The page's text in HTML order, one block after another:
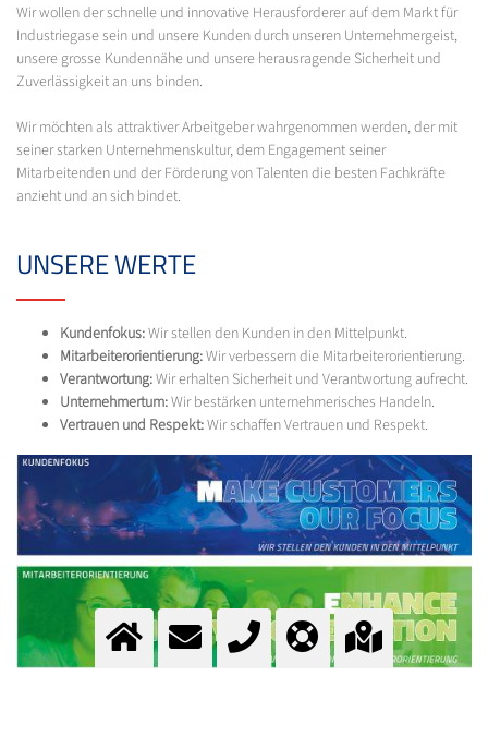
Wir wollen der schnelle und innovative Herausforderer auf dem Markt für
Industriegase sein und unsere Kunden durch unseren Unternehmergeist,
unsere grosse Kundennähe und unsere herausragende Sicherheit und
Zuverlässigkeit an uns binden.
Wir möchten als attraktiver Arbeitgeber wahrgenommen werden, der mit
seiner starken Unternehmenskultur, dem Engagement seiner
Mitarbeitenden und der Förderung von Talenten die besten Fachkräfte
anzieht und an sich bindet.
UNSERE WERTE
Kundenfokus:Wir stellen den Kunden in den Mittelpunkt.
Mitarbeiterorientierung:Wir verbessern die Mitarbeiterorientierung.
Verantwortung:Wir erhalten Sicherheit und Verantwortung aufrecht.
Unternehmertum:Wir bestärken unternehmerisches Handeln.
Vertrauen und Respekt:Wir schaffen Vertrauen und Respekt.